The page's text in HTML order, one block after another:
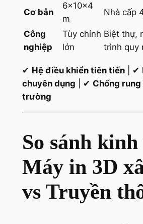
Cơ bản
6×10×4
m
Nhà cấp
Công
nghiệp
Tùy chỉnh
lớn
Biệt thự,
trình quy
✔ Hệ điều khiển tiên tiến| ✔
chuyên dụng | ✔ Chống rung
trường
So sánh kinh
Máy in 3D
vs Truyền